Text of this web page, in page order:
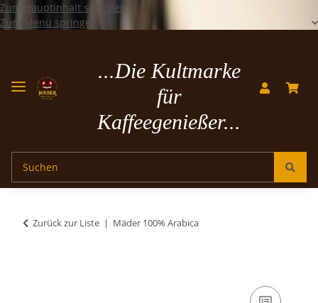
Zum Hauptinhalt springen
Zum Menü springen
...Die Kultmarke
für
Kaffeegenießer...
Zurück zur Liste Mäder 100% Arabica